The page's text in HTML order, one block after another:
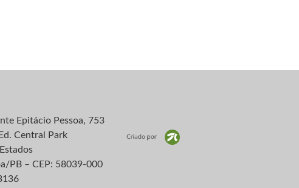
Epitácio Pessoa, 753
Central Park
PB – CEP: 58039-000